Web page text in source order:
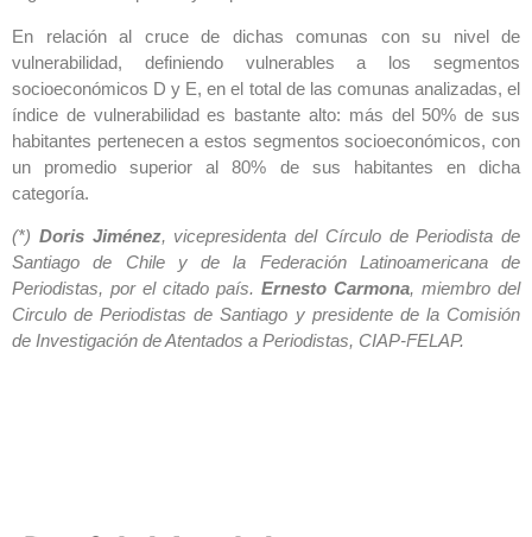
En relación al cruce de dichas comunas con su nivel de
vulnerabilidad, definiendo vulnerables a los segmentos
socioeconómicos D y E, en el total de las comunas analizadas, el
índice de vulnerabilidad es bastante alto: más del 50% de sus
habitantes pertenecen a estos segmentos socioeconómicos, con
un promedio superior al 80% de sus habitantes en dicha
categoría.
(*) Doris Jiménez, vicepresidenta del Círculo de Periodista de
Santiago de Chile y de la Federación Latinoamericana de
Periodistas, por el citado país. Ernesto Carmona, miembro del
Circulo de Periodistas de Santiago y presidente de la Comisión
de Investigación de Atentados a Periodistas, CIAP-FELAP.